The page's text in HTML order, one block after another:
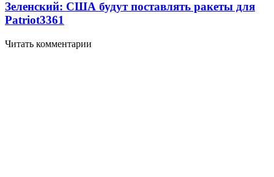
Зеленский: США будут поставлять ракеты для
Patriot3361
Читать комментарии